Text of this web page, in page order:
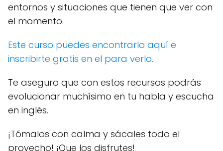
entornos y situaciones que tienen que ver con
el momento.
Este curso puedes encontrarlo aquí e
inscribirte gratis en el para verlo.
Te aseguro que con estos recursos podrás
evolucionar muchísimo en tu habla y escucha
en inglés.
¡Tómalos con calma y sácales todo el
provecho! ¡Que los disfrutes!